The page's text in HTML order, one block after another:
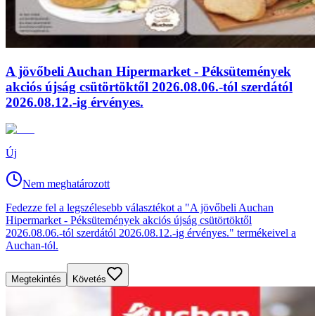
A jövőbeli Auchan Hipermarket - Péksütemények
akciós újság csütörtöktől 2026.08.06.-tól szerdától
2026.08.12.-ig érvényes.
Új
Nem meghatározott
Fedezze fel a legszélesebb választékot a "A jövőbeli Auchan
Hipermarket - Péksütemények akciós újság csütörtöktől
2026.08.06.-tól szerdától 2026.08.12.-ig érvényes." termékeivel a
Auchan-tól.
Megtekintés Követés